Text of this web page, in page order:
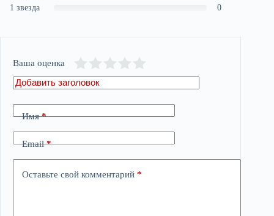
1 звезда
0
Ваша оценка
Имя*
Email*
Оставьте свой комментарий *